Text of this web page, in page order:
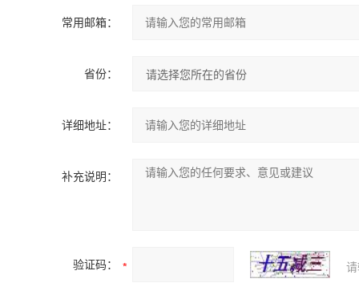
常用邮箱：
省份：
详细地址：
补充说明：
验证码：